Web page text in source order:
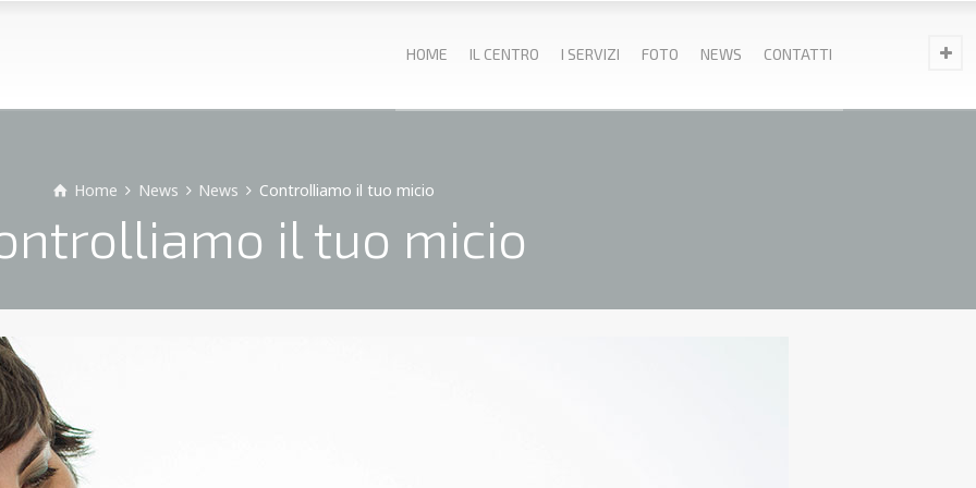
HOME IL CENTRO I SERVIZI FOTO NEWS CONTATTI
Home News News Controlliamo il tuo micio
il tuo micio